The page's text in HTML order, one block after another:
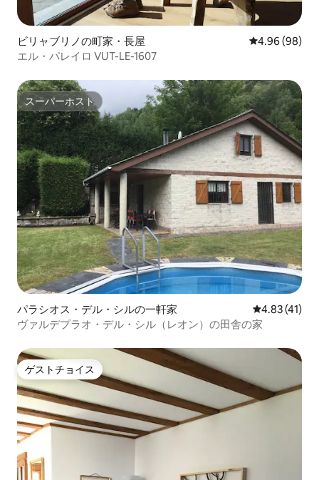
ビリャブリノの町家・長屋 レビュー98件
4.96 (98)
エル・パレイロ VUT-LE-1607
スーパーホスト
スーパーホスト
パラシオス・デル・シルの一軒家 レビュー41
4.83 (41)
ヴァルデプラオ・デル・シル（レオン）の田舎の家
ゲストチョイス
ゲストチョイス